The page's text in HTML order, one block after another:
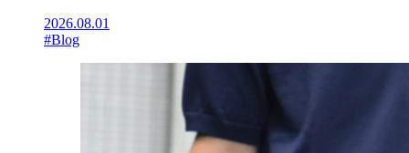
2026.08.01
#Blog